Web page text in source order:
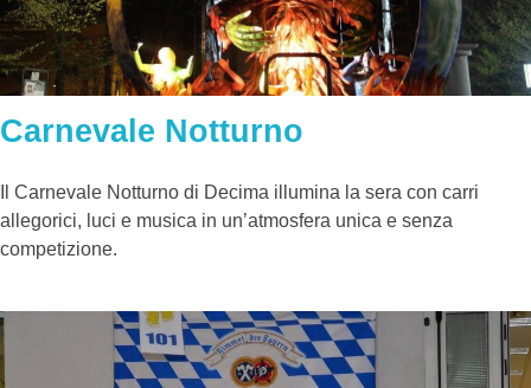
Carnevale Notturno
Il Carnevale Notturno di Decima illumina la sera con carri
allegorici, luci e musica in un’atmosfera unica e senza
competizione.